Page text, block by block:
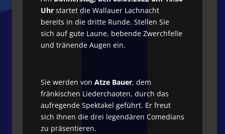
Uhr startet die Wallauer Lachnacht
bereits in die dritte Runde. Stellen Sie
sich auf gute Laune, bebende Zwerchfelle
und tränende Augen ein.
Sie werden von Atze Bauer, dem
fränkischen Liederchaoten, durch das
aufregende Spektakel geführt. Er freut
sich Ihnen die drei legendären Comedians
zu präsentieren.